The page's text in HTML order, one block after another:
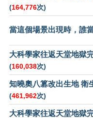
(164,776次)
當這個場景出現時，誰
大科學家往返天堂地獄
(160,038次)
知曉奧八篡改出生地 衛
(461,962次)
大科學家往返天堂地獄